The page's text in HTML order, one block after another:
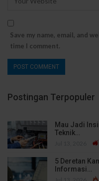
Save my name, email, and
time I comment.
Postingan Terpopuler
Mau Jadi
Teknik…
5 Deretan
Informasi…